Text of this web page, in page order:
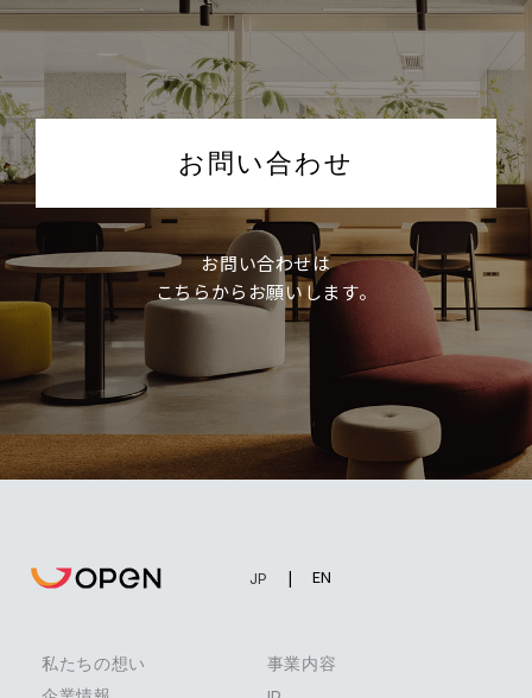
お問い合わせ
お問い合わせは
こちらからお願いします。
EN
JP
私たちの想い
事業内容